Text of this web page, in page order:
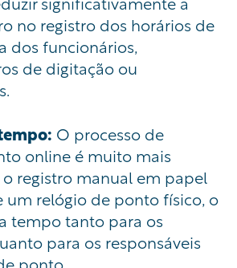
no registro dos horários de
dos funcionários,
de digitação ou
O processo de
online é muito mais
registro manual em papel
um relógio de ponto físico, o
tempo tanto para os
para os responsáveis
ponto.